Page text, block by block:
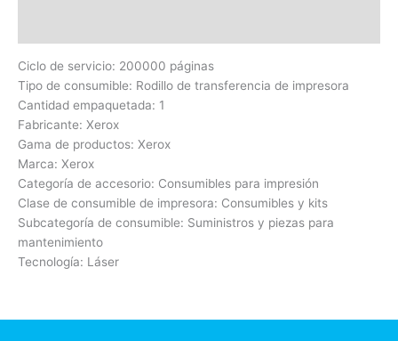
Ciclo de servicio: 200000 páginas
Tipo de consumible: Rodillo de transferencia de impresora
Cantidad empaquetada: 1
Fabricante: Xerox
Gama de productos: Xerox
Marca: Xerox
Categoría de accesorio: Consumibles para impresión
Clase de consumible de impresora: Consumibles y kits
Subcategoría de consumible: Suministros y piezas para
mantenimiento
Tecnología: Láser